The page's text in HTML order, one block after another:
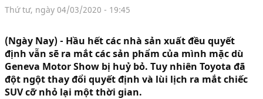
Thứ tư, ngày 04/03/2020 - 19:45
(Ngày Nay) - Hầu hết các nhà sản xuất đều quyết
định vẫn sẽ ra mắt các sản phẩm của mình mặc dù
Geneva Motor Show bị huỷ bỏ. Tuy nhiên Toyota đã
đột ngột thay đổi quyết định và lùi lịch ra mắt chiếc
SUV cỡ nhỏ lại một thời gian.